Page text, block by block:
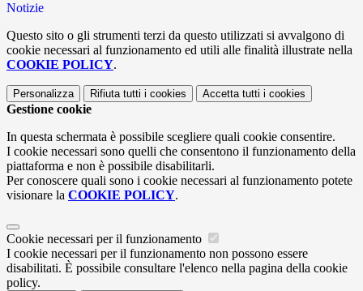
Notizie
Questo sito o gli strumenti terzi da questo utilizzati si avvalgono di
cookie necessari al funzionamento ed utili alle finalità illustrate nella
COOKIE POLICY.
Personalizza Rifiuta tutti i cookies Accetta tutti i cookies
Gestione cookie
In questa schermata è possibile scegliere quali cookie consentire.
I cookie necessari sono quelli che consentono il funzionamento della
piattaforma e non è possibile disabilitarli.
Per conoscere quali sono i cookie necessari al funzionamento potete
visionare la COOKIE POLICY.
Cookie necessari per il funzionamento
I cookie necessari per il funzionamento non possono essere
disabilitati. È possibile consultare l'elenco nella pagina della cookie
policy.